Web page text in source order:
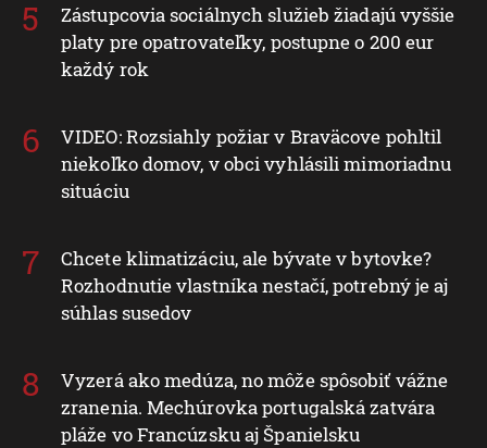
Zástupcovia sociálnych služieb žiadajú vyššie
platy pre opatrovateľky, postupne o 200 eur
každý rok
VIDEO: Rozsiahly požiar v Braväcove pohltil
niekoľko domov, v obci vyhlásili mimoriadnu
situáciu
Chcete klimatizáciu, ale bývate v bytovke?
Rozhodnutie vlastníka nestačí, potrebný je aj
súhlas susedov
Vyzerá ako medúza, no môže spôsobiť vážne
zranenia. Mechúrovka portugalská zatvára
pláže vo Francúzsku aj Španielsku